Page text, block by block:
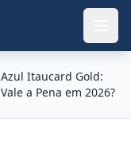
Azul Itaucard Gold:
Vale a Pena em 2026?